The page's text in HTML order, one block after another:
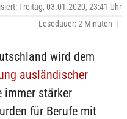
Freitag, 03.01.2020, 23:41 Uhr
Lesedauer: 2 Minuten |
wird dem
ausländischer
immer stärker
für Berufe mit